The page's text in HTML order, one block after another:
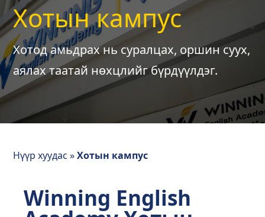
Хотын кампус
Хотод амьдрах нь суралцах, оршин суух,
аялах таатай нөхцлийг бүрдүүлдэг.
Нүүр хуудас »Хотын кампус
Winning English